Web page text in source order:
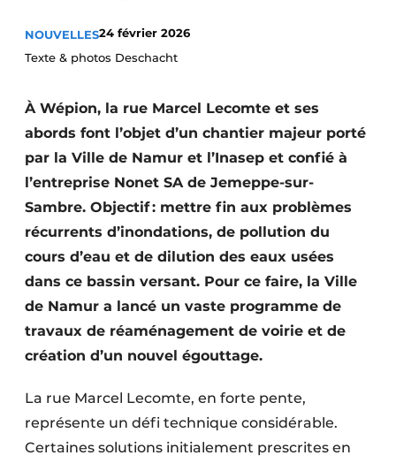
Video’s
Construction bois
Contrôle d’accès
Éclairage
Fondations
Géotextiles
Protection solaire
Rénovation
NOUVELLES24 février 2026
Texte & photos Deschacht
À Wépion, la rue Marcel Lecomte et ses
abords font l’objet d’un chantier majeur porté
par la Ville de Namur et l’Inasep et confié à
l’entreprise Nonet SA de Jemeppe-sur-
Sambre. Objectif : mettre fin aux problèmes
récurrents d’inondations, de pollution du
cours d’eau et de dilution des eaux usées
dans ce bassin versant. Pour ce faire, la Ville
de Namur a lancé un vaste programme de
travaux de réaménagement de voirie et de
création d’un nouvel égouttage.
La rue Marcel Lecomte, en forte pente,
représente un défi technique considérable.
Certaines solutions initialement prescrites en